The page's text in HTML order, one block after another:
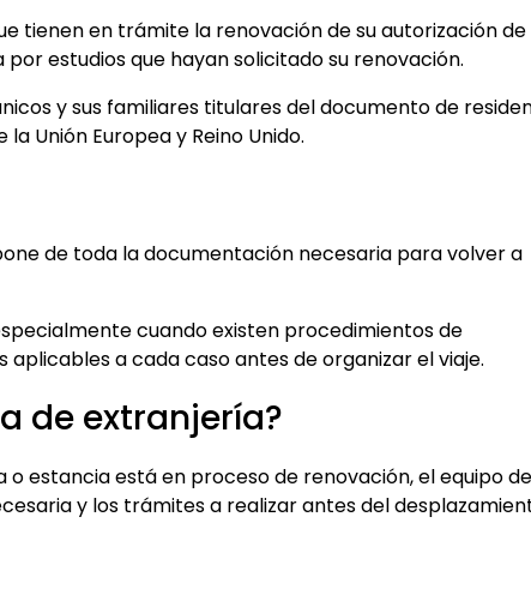
tienen en trámite la renovación de su autorización de
estudios que hayan solicitado su renovación.
y sus familiares titulares del documento de
Unión Europea y Reino Unido.
de toda la documentación necesaria para volver a
cuando existen procedimientos de
a cada caso antes de organizar el viaje.
de extranjería?
estancia está en proceso de renovación, el equipo de
y los trámites a realizar antes del